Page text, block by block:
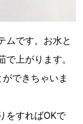
ムです。お水と
上がります。
できちゃいま
をすればOKで